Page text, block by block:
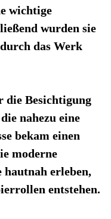
wichtige
wurden sie
das Werk
die Besichtigung
nahezu eine
bekam einen
moderne
erleben,
entstehen.